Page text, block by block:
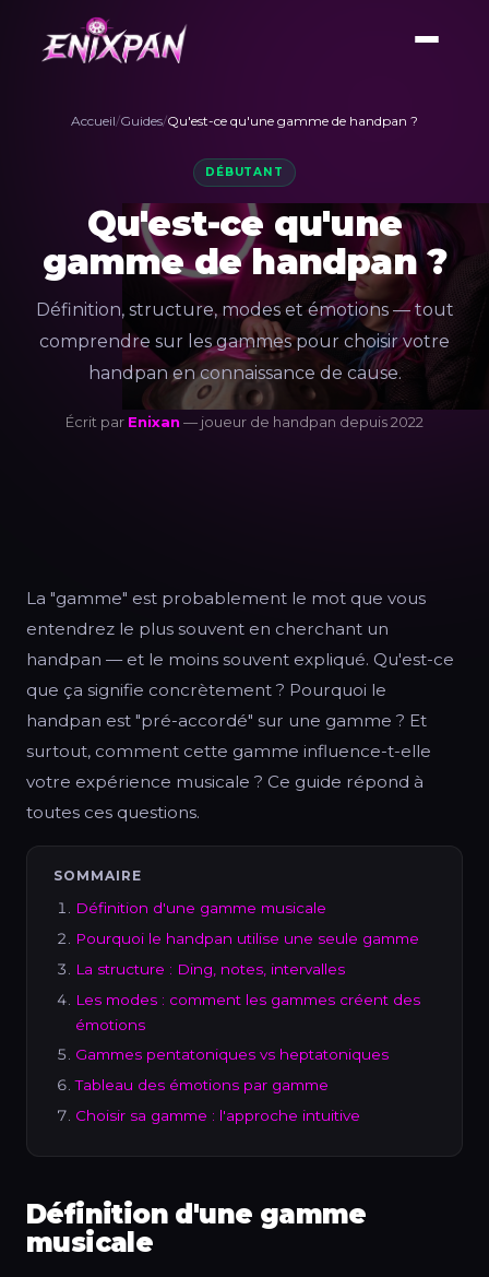
Accueil/Guides/Qu'est-ce qu'une gamme de handpan ?
DÉBUTANT
Qu'est-ce qu'une
gamme de handpan ?
Définition, structure, modes et émotions — tout
comprendre sur les gammes pour choisir votre
handpan en connaissance de cause.
Écrit par Enixan — joueur de handpan depuis 2022
La "gamme" est probablement le mot que vous
entendrez le plus souvent en cherchant un
handpan — et le moins souvent expliqué. Qu'est-ce
que ça signifie concrètement ? Pourquoi le
handpan est "pré-accordé" sur une gamme ? Et
surtout, comment cette gamme influence-t-elle
votre expérience musicale ? Ce guide répond à
toutes ces questions.
SOMMAIRE
Définition d'une gamme musicale
Pourquoi le handpan utilise une seule gamme
La structure : Ding, notes, intervalles
Les modes : comment les gammes créent des
émotions
Gammes pentatoniques vs heptatoniques
Tableau des émotions par gamme
Choisir sa gamme : l'approche intuitive
Définition d'une gamme
musicale